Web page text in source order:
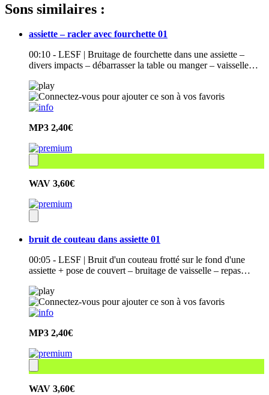
Sons similaires :
assiette – racler avec fourchette 01
00:10 - LESF | Bruitage de fourchette dans une assiette –
divers impacts – débarrasser la table ou manger – vaisselle…
MP3 2,40€
WAV 3,60€
bruit de couteau dans assiette 01
00:05 - LESF | Bruit d'un couteau frotté sur le fond d'une
assiette + pose de couvert – bruitage de vaisselle – repas…
MP3 2,40€
WAV 3,60€